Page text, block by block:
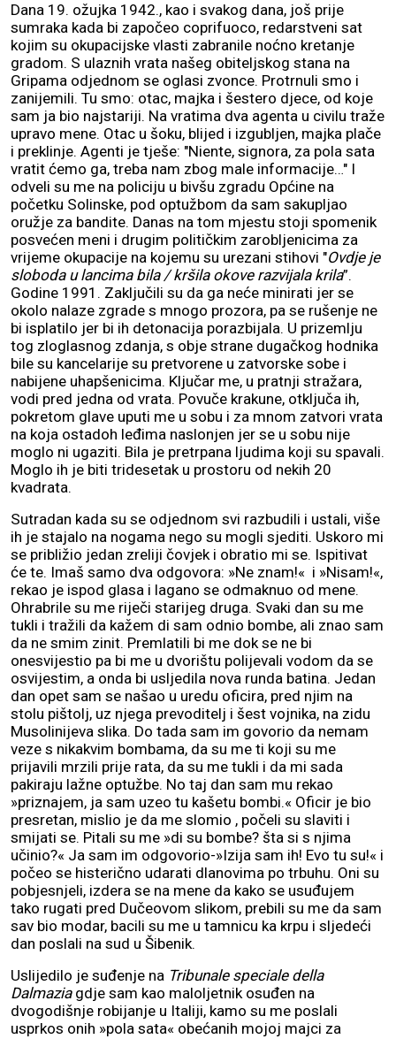
Dana 19. ožujka 1942., kao i svakog dana, još prije
sumraka kada bi započeo coprifuoco, redarstveni sat
kojim su okupacijske vlasti zabranile noćno kretanje
gradom. S ulaznih vrata našeg obiteljskog stana na
Gripama odjednom se oglasi zvonce. Protrnuli smo i
zanijemili. Tu smo: otac, majka i šestero djece, od koje
sam ja bio najstariji. Na vratima dva agenta u civilu traže
upravo mene. Otac u šoku, blijed i izgubljen, majka plače
i preklinje. Agenti je tješe: "Niente, signora, za pola sata
vratit ćemo ga, treba nam zbog male informacije…" I
odveli su me na policiju u bivšu zgradu Općine na
početku Solinske, pod optužbom da sam sakupljao
oružje za bandite. Danas na tom mjestu stoji spomenik
posvećen meni i drugim političkim zarobljenicima za
vrijeme okupacije na kojemu su urezani stihovi "Ovdje je
sloboda u lancima bila / kršila okove razvijala krila”.
Godine 1991. Zaključili su da ga neće minirati jer se
okolo nalaze zgrade s mnogo prozora, pa se rušenje ne
bi isplatilo jer bi ih detonacija porazbijala. U prizemlju
tog zloglasnog zdanja, s obje strane dugačkog hodnika
bile su kancelarije su pretvorene u zatvorske sobe i
nabijene uhapšenicima. Ključar me, u pratnji stražara,
vodi pred jedna od vrata. Povuče krakune, otključa ih,
pokretom glave uputi me u sobu i za mnom zatvori vrata
na koja ostadoh leđima naslonjen jer se u sobu nije
moglo ni ugaziti. Bila je pretrpana ljudima koji su spavali.
Moglo ih je biti tridesetak u prostoru od nekih 20
kvadrata.
Sutradan kada su se odjednom svi razbudili i ustali, više
ih je stajalo na nogama nego su mogli sjediti. Uskoro mi
se približio jedan zreliji čovjek i obratio mi se. Ispitivat
će te. Imaš samo dva odgovora: »Ne znam!« i »Nisam!«,
rekao je ispod glasa i lagano se odmaknuo od mene.
Ohrabrile su me riječi starijeg druga. Svaki dan su me
tukli i tražili da kažem di sam odnio bombe, ali znao sam
da ne smim zinit. Premlatili bi me dok se ne bi
onesvijestio pa bi me u dvorištu polijevali vodom da se
osvijestim, a onda bi usljedila nova runda batina. Jedan
dan opet sam se našao u uredu oficira, pred njim na
stolu pištolj, uz njega prevoditelj i šest vojnika, na zidu
Musolinijeva slika. Do tada sam im govorio da nemam
veze s nikakvim bombama, da su me ti koji su me
prijavili mrzili prije rata, da su me tukli i da mi sada
pakiraju lažne optužbe. No taj dan sam mu rekao
»priznajem, ja sam uzeo tu kašetu bombi.« Oficir je bio
presretan, mislio je da me slomio , počeli su slaviti i
smijati se. Pitali su me »di su bombe? šta si s njima
učinio?« Ja sam im odgovorio-»Izija sam ih! Evo tu su!« i
počeo se histerično udarati dlanovima po trbuhu. Oni su
pobjesnjeli, izdera se na mene da kako se usuđujem
tako rugati pred Dučeovom slikom, prebili su me da sam
sav bio modar, bacili su me u tamnicu ka krpu i sljedeći
dan poslali na sud u Šibenik.
Uslijedilo je suđenje na Tribunale speciale della
Dalmaziagdje sam kao maloljetnik osuđen na
dvogodišnje robijanje u Italiji, kamo su me poslali
usprkos onih »pola sata« obećanih mojoj majci za